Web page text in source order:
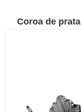
Coroa de